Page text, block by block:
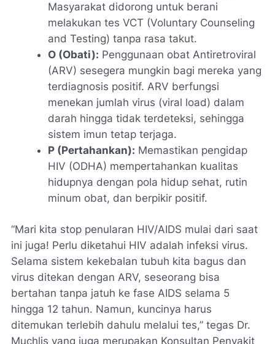
Masyarakat didorong untuk berani
melakukan tes VCT (Voluntary Counseling
and Testing) tanpa rasa takut.
O (Obati): Penggunaan obat Antiretroviral
(ARV) sesegera mungkin bagi mereka yang
terdiagnosis positif. ARV berfungsi
menekan jumlah virus (viral load) dalam
darah hingga tidak terdeteksi, sehingga
sistem imun tetap terjaga.
P (Pertahankan): Memastikan pengidap
HIV (ODHA) mempertahankan kualitas
hidupnya dengan pola hidup sehat, rutin
minum obat, dan berpikir positif.
“Mari kita stop penularan HIV/AIDS mulai dari saat
ini juga! Perlu diketahui HIV adalah infeksi virus.
Selama sistem kekebalan tubuh kita bagus dan
virus ditekan dengan ARV, seseorang bisa
bertahan tanpa jatuh ke fase AIDS selama 5
hingga 12 tahun. Namun, kuncinya harus
ditemukan terlebih dahulu melalui tes,” tegas Dr.
Muchlis yang juga merupakan Konsultan Penyakit